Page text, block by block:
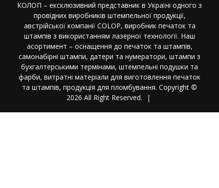
КОЛОП – ексклюзивний представник в Україні одного з
провідних виробників штемпельної продукції,
австрійської компанії COLOP, виробник печаток та
штампів з використанням лазерної технології. Наш
асортимент – оснащення до печаток та штампів,
самонабірні штампи, датери та нумератори, штампи з
бухгалтерськими термінами, штемпельні подушки та
фарби, витратні матеріали для виготовлення печаток
та штампів, продукція для пломбування. Copyright ©
2026 All Right Reserved.
|